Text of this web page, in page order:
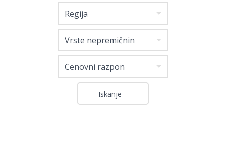
Regija
Vrste nepremičnin
Cenovni razpon